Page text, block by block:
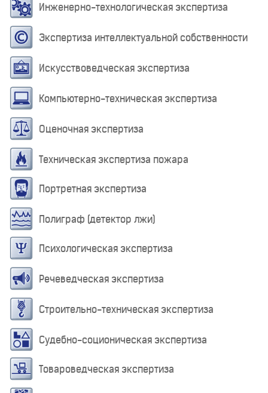
Инженерно-технологическая экспертиза
Экспертиза интеллектуальной собственности
Искусствоведческая экспертиза
Компьютерно-техническая экспертиза
Оценочная экспертиза
Техническая экспертиза пожара
Портретная экспертиза
Полиграф (детектор лжи)
Психологическая экспертиза
Речеведческая экспертиза
Строительно-техническая экспертиза
Судебно-соционическая экспертиза
Товароведческая экспертиза